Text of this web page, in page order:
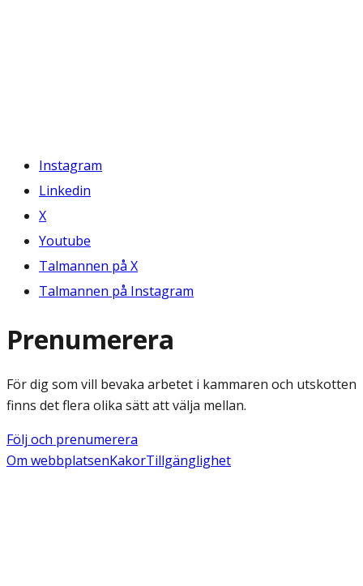
Instagram
Linkedin
X
Youtube
Talmannen på X
Talmannen på Instagram
Prenumerera
För dig som vill bevaka arbetet i kammaren och utskotten
finns det flera olika sätt att välja mellan.
Följ och prenumerera
Om webbplatsenKakorTillgänglighet